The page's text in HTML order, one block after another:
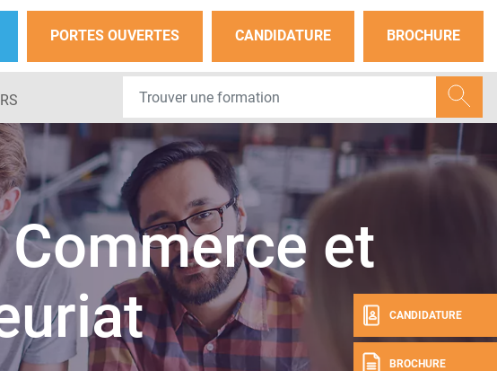
PORTES OUVERTES CANDIDATURE BROCHURE
CANDIDATURE
BROCHURE
et